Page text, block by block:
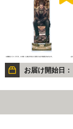
お届け開始日：